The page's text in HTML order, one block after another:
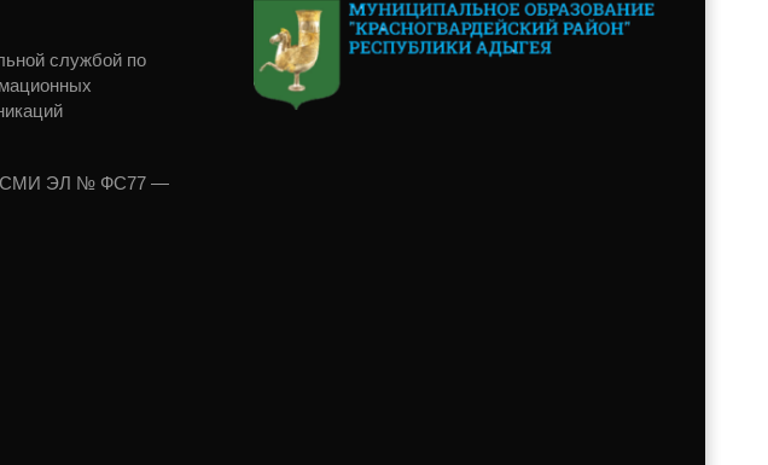
службой по
СМИ ЭЛ № ФС77 —